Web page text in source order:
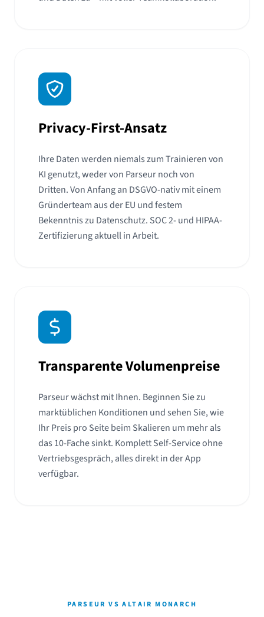
Privacy-First-Ansatz
Ihre Daten werden niemals zum Trainieren von
KI genutzt, weder von Parseur noch von
Dritten. Von Anfang an DSGVO-nativ mit einem
Gründerteam aus der EU und festem
Bekenntnis zu Datenschutz. SOC 2- und HIPAA-
Zertifizierung aktuell in Arbeit.
Transparente Volumenpreise
Parseur wächst mit Ihnen. Beginnen Sie zu
marktüblichen Konditionen und sehen Sie, wie
Ihr Preis pro Seite beim Skalieren um mehr als
das 10-Fache sinkt. Komplett Self-Service ohne
Vertriebsgespräch, alles direkt in der App
verfügbar.
PARSEUR VS ALTAIR MONARCH